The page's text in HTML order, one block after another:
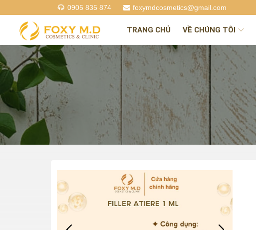
0905 835 874 foxymdcosmetics@gmail.com
TRANG CHỦ VỀ CHÚNG TÔI